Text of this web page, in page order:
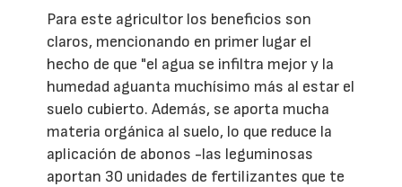
Para este agricultor los beneficios son
claros, mencionando en primer lugar el
hecho de que "el agua se infiltra mejor y la
humedad aguanta muchísimo más al estar el
suelo cubierto. Además, se aporta mucha
materia orgánica al suelo, lo que reduce la
aplicación de abonos -las leguminosas
aportan 30 unidades de fertilizantes que te